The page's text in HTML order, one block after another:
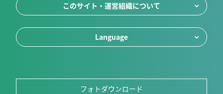
このサイト・運営組織について
Language
フォトダウンロード